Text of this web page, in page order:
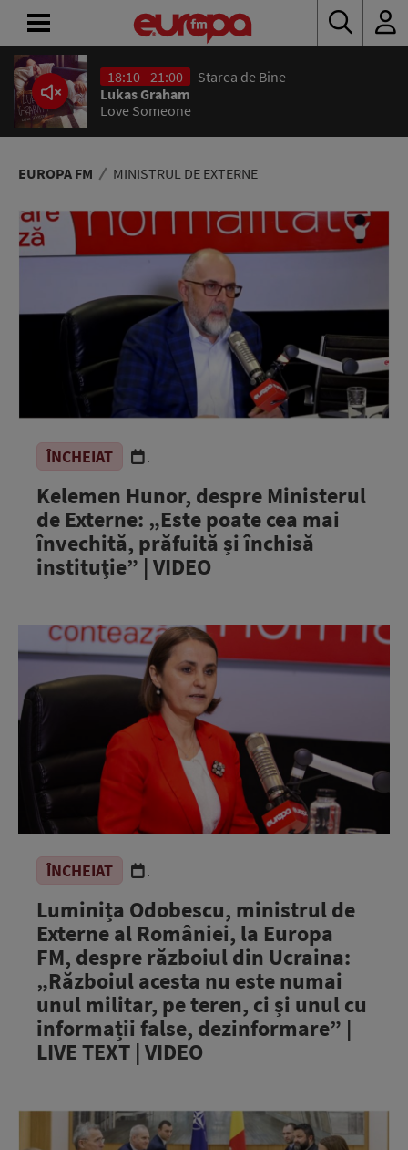
18:10 - 21:00
Starea de Bine
Lukas Graham
Love Someone
EUROPA FM MINISTRUL DE EXTERNE
ÎNCHEIAT .
Kelemen Hunor, despre Ministerul
de Externe: „Este poate cea mai
învechită, prăfuită și închisă
instituție” | VIDEO
ÎNCHEIAT .
Luminița Odobescu, ministrul de
Externe al României, la Europa
FM, despre războiul din Ucraina:
„Războiul acesta nu este numai
unul militar, pe teren, ci și unul cu
informații false, dezinformare” |
LIVE TEXT | VIDEO
ACASĂ
ȘTIRI
RADIO
CONCURSURI
PODCAST
ASCULTĂ